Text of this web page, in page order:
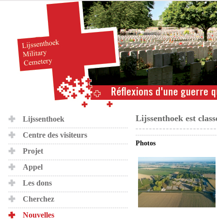
Lijssenthoek
Centre des visiteurs
Projet
Appel
Les dons
Cherchez
Nouvelles
Lijssenthoek est
Photos